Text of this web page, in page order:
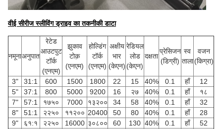
वीई सीरीज स्लीविंग ड्राइव का तकनीकी डाटा
नमूनाअनुपात
रेटेड
आउटपुट
टॉर्क
(एनएम)
झुकाव
टोक़
(एनएम)
होल्डिंग
टॉर्क
(एनएम)
अक्षीय
भार
(केएन)
रेडियल
लोड
(केएन)
दक्षता
प्रेसिजन
(डिग्री)
स्व
ताला
वजन
(किग्रा)
3" 31:1 600 1500 1800 22 15 40% 0.1 हाँ
12
5"
37:1 800 5000 9200 16 २७ 40% 0.1 हाँ
१८
7"
57:1 १७५० 7000 १३२०० 34 58 40% 0.1 हाँ
32
8"
51:1 २२५० ११२०० 20400 50 80 40% 0.1 हाँ
28
9"
६१:१ २२५० 16000 ३०८०० 60 130 40% 0.1 हाँ
52